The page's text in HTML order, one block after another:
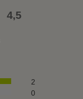
4,5
2
0